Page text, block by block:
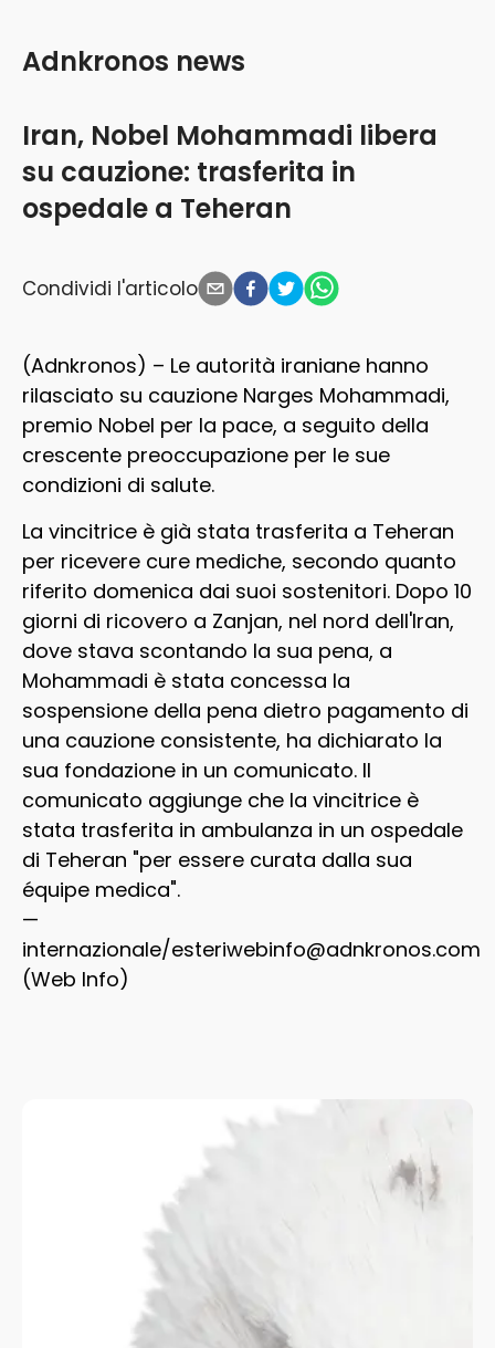
Iran, Nobel Mohammadi libera
su cauzione: trasferita in
ospedale a Teheran
Adnkronos news
Condividi l'articolo
(Adnkronos) – Le autorità iraniane hanno
rilasciato su cauzione Narges Mohammadi,
premio Nobel per la pace, a seguito della
crescente preoccupazione per le sue
condizioni di salute.
La vincitrice è già stata trasferita a Teheran
per ricevere cure mediche, secondo quanto
riferito domenica dai suoi sostenitori. Dopo 10
giorni di ricovero a Zanjan, nel nord dell'Iran,
dove stava scontando la sua pena, a
Mohammadi è stata concessa la
sospensione della pena dietro pagamento di
una cauzione consistente, ha dichiarato la
sua fondazione in un comunicato. Il
comunicato aggiunge che la vincitrice è
stata trasferita in ambulanza in un ospedale
di Teheran "per essere curata dalla sua
équipe medica".
—
internazionale/esteriwebinfo@adnkronos.com
(Web Info)